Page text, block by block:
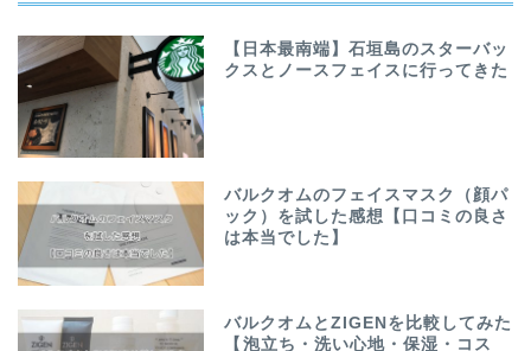
【日本最南端】石垣島のスターバッ
クスとノースフェイスに行ってきた
バルクオムのフェイスマスク（顔パ
ック）を試した感想【口コミの良さ
は本当でした】
バルクオムとZIGENを比較してみた
【泡立ち・洗い心地・保湿・コス